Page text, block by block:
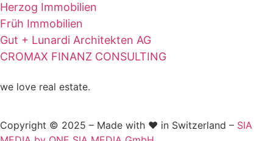
Herzog Immobilien
Früh Immobilien
Gut + Lunardi Architekten AG
CROMAX FINANZ CONSULTING
we love real estate.
Copyright © 2025 – Made with ❤️ in Switzerland – SIA